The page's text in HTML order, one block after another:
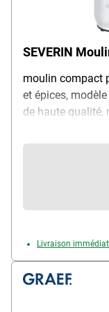
SEVERIN
moulin compact
et épices,
de haute qualité,
uniquement
de câble intégré,
W, matériau :
argent,
contenu de la
Livraison